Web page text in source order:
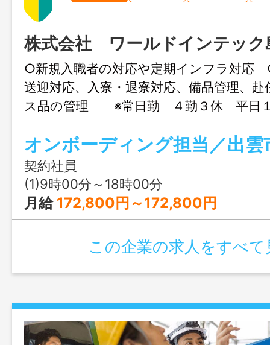
株式会社 ワールドインテック
○新規入職者の対応や定期インフラ対応
送迎対応、入寮・退寮対応、備品管理、
ス品の管理 ※常日勤 ４勤３休 平日
範囲：変更なし
オンボーディング担当／出雲
契約社員
(1)9時00分～18時00分
月給 172,800円～172,800円
この企業の求人をすべて